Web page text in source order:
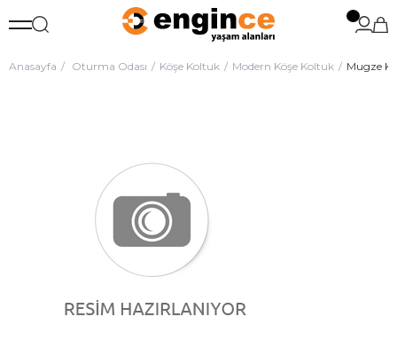
Anasayfa Oturma Odası Köşe Koltuk Modern Köşe Koltuk Mugze